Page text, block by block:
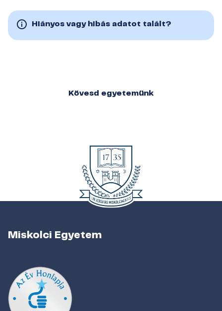
Hiányos vagy hibás adatot talált?
Kövesd egyetemünk
Miskolci Egyetem